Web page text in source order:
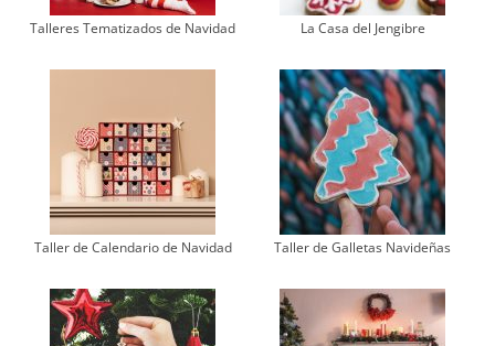
Talleres Tematizados de Navidad La Casa del Jengibre
Taller de Calendario de Navidad Taller de Galletas Navideñas